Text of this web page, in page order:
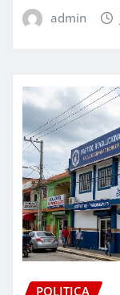
admin
POLITICA